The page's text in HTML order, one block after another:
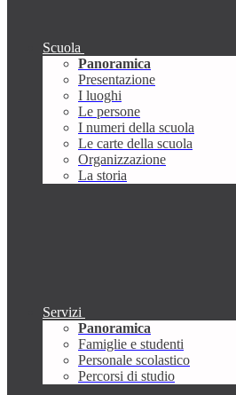
Scuola
Panoramica
Presentazione
I luoghi
Le persone
I numeri della scuola
Le carte della scuola
Organizzazione
La storia
Servizi
Panoramica
Famiglie e studenti
Personale scolastico
Percorsi di studio